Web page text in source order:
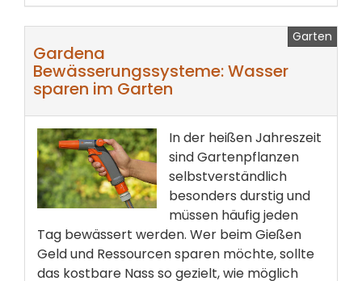
Garten
Gardena
Bewässerungssysteme: Wasser
sparen im Garten
In der heißen Jahreszeit
sind Gartenpflanzen
selbstverständlich
besonders durstig und
müssen häufig jeden
Tag bewässert werden. Wer beim Gießen
Geld und Ressourcen sparen möchte, sollte
das kostbare Nass so gezielt, wie möglich